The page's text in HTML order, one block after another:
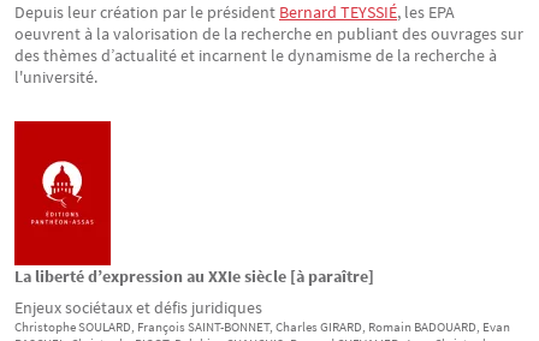
Depuis leur création par le président Bernard TEYSSIÉ, les EPA
oeuvrent à la valorisation de la recherche en publiant des ouvrages sur
des thèmes d’actualité et incarnent le dynamisme de la recherche à
l'université.
La liberté d’expression au XXIe siècle [à paraître]
Enjeux sociétaux et défis juridiques
ChristopheSOULARD, FrançoisSAINT-BONNET, CharlesGIRARD, Romain BADOUARD, Evan